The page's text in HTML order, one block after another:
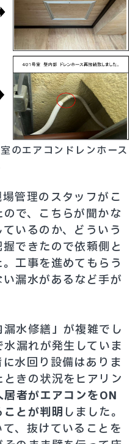
のエアコンドレンホース
管理のスタッフがこ
で、こちらが聞かな
いるのか、どういう
できたので依頼側と
工事を進めてもらう
漏水があるなど手が
水修繕」が複雑でし
漏れが発生していま
水回り設備はありま
きの状況をヒアリン
居者がエアコンをON
とが判明 しました。
、抜けていることを